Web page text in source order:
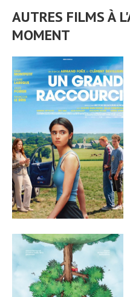
AUTRES FILMS À
MOMENT